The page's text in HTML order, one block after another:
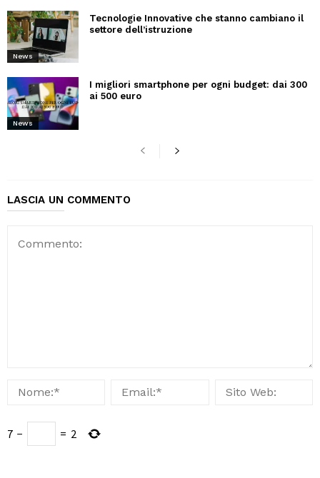
News
Tecnologie Innovative che stanno cambiano il
settore dell’istruzione
News
I migliori smartphone per ogni budget: dai 300
ai 500 euro
LASCIA UN COMMENTO
7 − = 2